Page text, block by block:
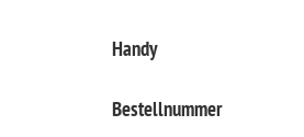
Handy
Bestellnummer